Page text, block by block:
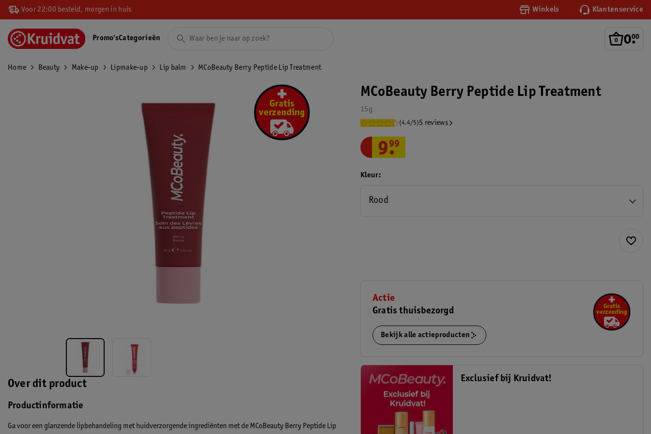
Voor 22:00 besteld, morgen in huis Winkels Klantenservice
0.
00
Promo'sCategorieën
Home Beauty Make-up Lipmake-up Lip balm MCoBeauty Berry Peptide Lip Treatment
Over dit product
Productinformatie
Ga voor een glanzende lipbehandeling met huidverzorgende ingrediënten met de MCoBeauty Berry Peptide Lip
MCoBeauty Berry Peptide Lip Treatment
15g
(4.4/5)5 reviews
9.
99
Kleur
Rood
Actie
Gratis thuisbezorgd
Bekijk alle actieproducten
Exclusief bij Kruidvat!